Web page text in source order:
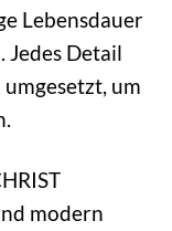
Lebensdauer
Jedes Detail
um
modern